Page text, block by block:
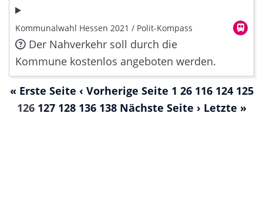
Kommunalwahl Hessen 2021 / Polit-Kompass
Der Nahverkehr soll durch die
Kommune kostenlos angeboten werden.
« Erste Seite ‹ Vorherige Seite 1 26 116 124 125
126 127 128 136 138 Nächste Seite › Letzte »